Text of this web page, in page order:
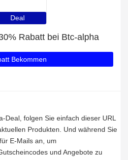
Deal
Rabatt bei Btc-alpha
Bekommen
Deal, folgen Sie einfach dieser URL
Produkten. Und während Sie
E-Mails an, um
und Angebote zu